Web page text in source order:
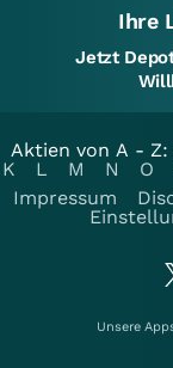
Ihre
Jetzt
Aktien von A - Z:
K
L M N O
Impressum
Unsere